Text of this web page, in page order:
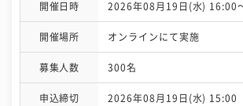
開催日時 2026年08月19日(水) 16:00
開催場所 オンラインにて実施
募集人数 300名
申込締切 2026年08月19日(水) 15:00